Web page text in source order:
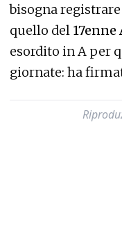
bisogna
quello del 17enne
esordito in A per
giornate: ha